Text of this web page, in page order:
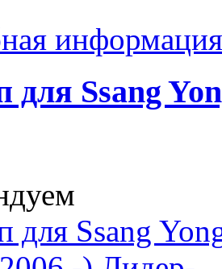
информация
для Ssang